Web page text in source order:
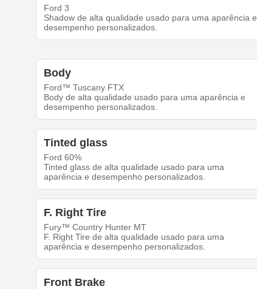
Ford 3
Shadow de alta qualidade usado para uma aparência e
desempenho personalizados.
Body
Ford™ Tuscany FTX
Body de alta qualidade usado para uma aparência e
desempenho personalizados.
Tinted glass
Ford 60%
Tinted glass de alta qualidade usado para uma
aparência e desempenho personalizados.
F. Right Tire
Fury™ Country Hunter MT
F. Right Tire de alta qualidade usado para uma
aparência e desempenho personalizados.
Front Brake